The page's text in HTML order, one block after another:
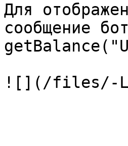
Для
сообщение